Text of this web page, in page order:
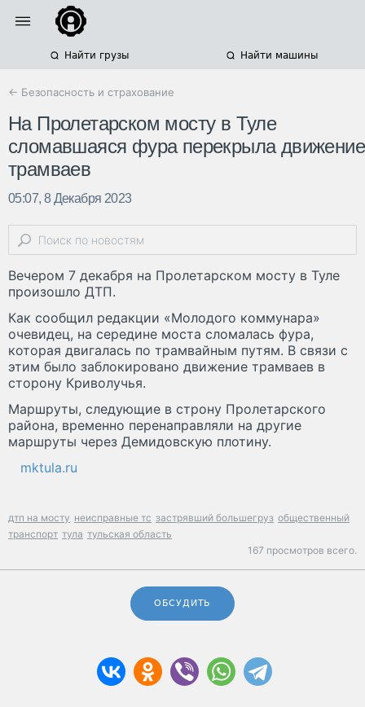
Найти грузы Найти машины
← Безопасность и страхование
На Пролетарском мосту в Туле
сломавшаяся фура перекрыла движение
трамваев
05:07, 8 Декабря 2023
Вечером 7 декабря на Пролетарском мосту в Туле
произошло ДТП.
Как сообщил редакции «Молодого коммунара»
очевидец, на середине моста сломалась фура,
которая двигалась по трамвайным путям. В связи с
этим было заблокировано движение трамваев в
сторону Криволучья.
Маршруты, следующие в строну Пролетарского
района, временно перенаправляли на другие
маршруты через Демидовскую плотину.
mktula.ru
дтп на мосту неисправные тс застрявший большегруз общественный
транспорт тула тульская область
167 просмотров всего.
ОБСУДИТЬ